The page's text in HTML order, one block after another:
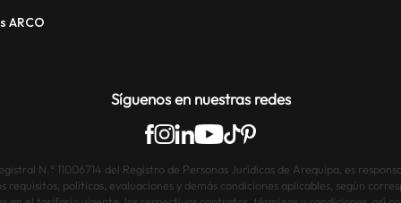
ARCO
Síguenos en nuestras redes
N.° 11006714 del Registro de Personas Jurídicas de Arequipa, es
políticas, evaluaciones y demás condiciones aplicables, según